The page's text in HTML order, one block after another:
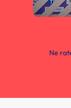
Ne